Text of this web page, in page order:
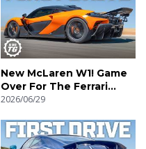
New McLaren W1! Game
Over For The Ferrari
F80? | 4K
2026/06/29